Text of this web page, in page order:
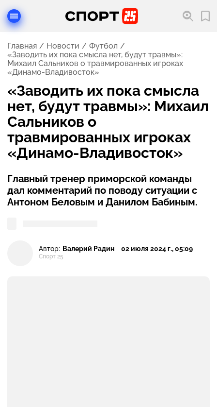
Главная Новости
Футбол
«Заводить их пока смысла нет, будут травмы»:
Михаил Сальников о травмированных игроках
«Динамо-Владивосток»
«Заводить их пока смысла
нет, будут травмы»: Михаил
Сальников о
травмированных игроках
«Динамо-Владивосток»
Главный тренер приморской команды
дал комментарий по поводу ситуации с
Антоном Беловым и Данилом Бабиным.
Автор: Валерий Радин
Спорт 25
02 июля 2024 г., 05:09